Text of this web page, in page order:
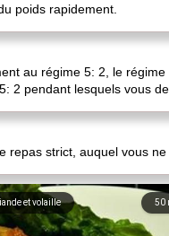
poids rapidement.
au régime 5: 2, le
2 pendant lesquels vous
repas strict, auquel vous
50
et volaille